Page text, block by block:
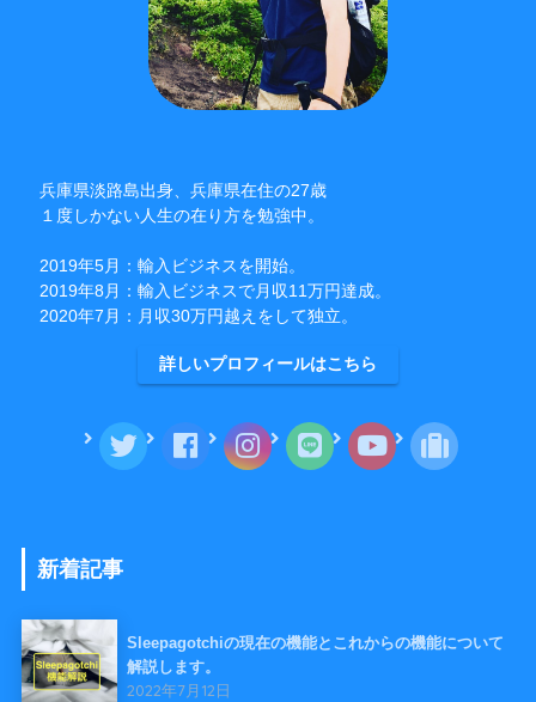
兵庫県淡路島出身、兵庫県在住の27歳
１度しかない人生の在り方を勉強中。
2019年5月：輸入ビジネスを開始。
2019年8月：輸入ビジネスで月収11万円達成。
2020年7月：月収30万円越えをして独立。
詳しいプロフィールはこちら
新着記事
Sleepagotchiの現在の機能とこれからの機能について
解説します。
2022年7月12日